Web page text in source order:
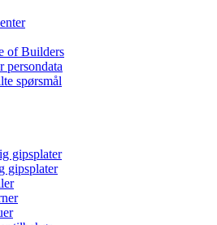
of Builders
spørsmål
gipsplater
gipsplater